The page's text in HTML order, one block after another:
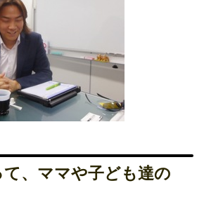
、ママや子ども達の